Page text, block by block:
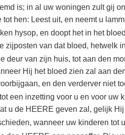
is; in al uw woningen zult gij
hen: Leest uit, en neemt u
hysop, en doopt het in het
zijposten van dat bloed, hetwelk
deur van zijn huis, tot aan den
Hij het bloed zien zal aan
en den verderver niet
een inzetting voor u en voor uw
u de HEERE geven zal, gelijk
wanneer uw kinderen tot